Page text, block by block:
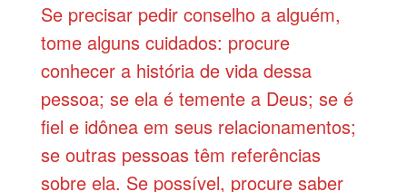
Se precisar pedir conselho a alguém,
tome alguns cuidados: procure
conhecer a história de vida dessa
pessoa; se ela é temente a Deus; se é
fiel e idônea em seus relacionamentos;
se outras pessoas têm referências
sobre ela. Se possível, procure saber